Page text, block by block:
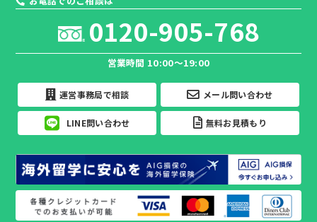
0120-905-768
営業時間 10:00～19:00
運営事務局で相談 メール問い合わせ
LINE問い合わせ 無料お見積もり